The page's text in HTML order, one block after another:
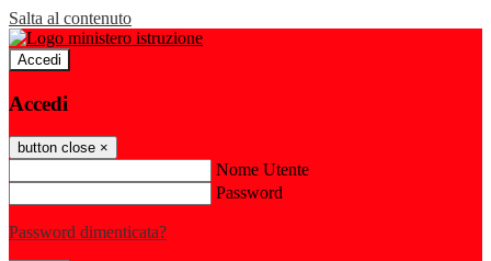
Salta al contenuto
Accedi
Accedi
button close ×
Nome Utente
Password
Password dimenticata?